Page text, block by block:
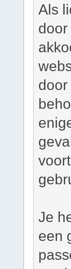
Als
Je
een